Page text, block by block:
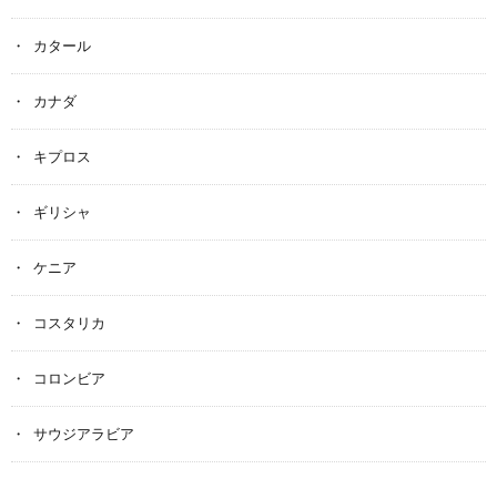
カタール
カナダ
キプロス
ギリシャ
ケニア
コスタリカ
コロンビア
サウジアラビア